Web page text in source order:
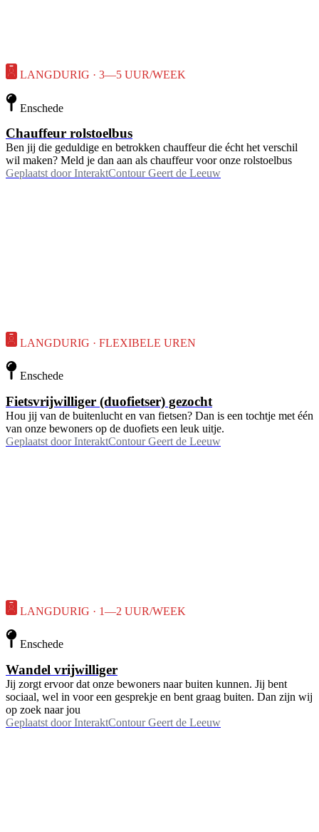
LANGDURIG · 3—5 UUR/WEEK
Enschede
Chauffeur rolstoelbus
Ben jij die geduldige en betrokken chauffeur die écht het verschil
wil maken? Meld je dan aan als chauffeur voor onze rolstoelbus
Geplaatst door InteraktContour Geert de Leeuw
LANGDURIG · FLEXIBELE UREN
Enschede
Fietsvrijwilliger (duofietser) gezocht
Hou jij van de buitenlucht en van fietsen? Dan is een tochtje met één
van onze bewoners op de duofiets een leuk uitje.
Geplaatst door InteraktContour Geert de Leeuw
LANGDURIG · 1—2 UUR/WEEK
Enschede
Wandel vrijwilliger
Jij zorgt ervoor dat onze bewoners naar buiten kunnen. Jij bent
sociaal, wel in voor een gesprekje en bent graag buiten. Dan zijn wij
op zoek naar jou
Geplaatst door InteraktContour Geert de Leeuw